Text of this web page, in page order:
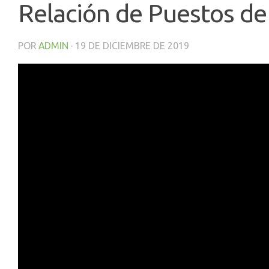
Relación de Puestos
POR ADMIN · 19 DE DICIEMBRE DE 2019